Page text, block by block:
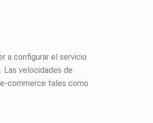
a configurar el servicio
Las velocidades de
commerce tales como